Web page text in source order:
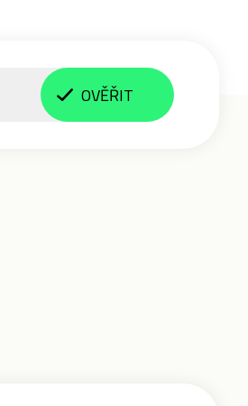
OVĚŘIT